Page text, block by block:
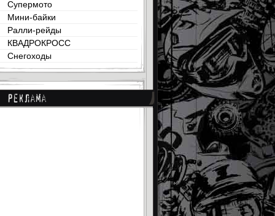
Супермото
Мини-байки
Ралли-рейды
КВАДРОКРОСС
Снегоходы
Реклама